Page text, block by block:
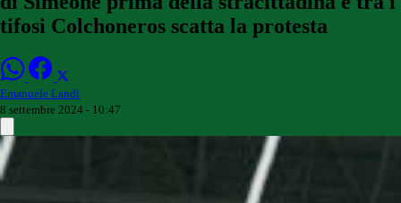
tifosi Colchoneros scatta la protesta
Emanuele Landi
8 settembre 2024 - 10:47